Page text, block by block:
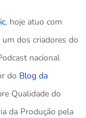
, hoje atuo com
dos criadores do
nacional
do Blog da
Qualidade do
da Produção pela